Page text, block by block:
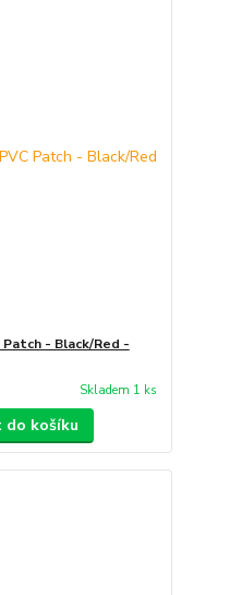
Patch - Black/Red -
Skladem 1 ks
do košíku